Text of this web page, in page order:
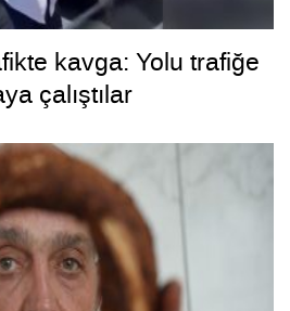
kavga: Yolu trafiğe
çalıştılar